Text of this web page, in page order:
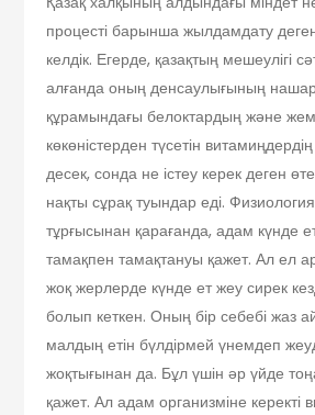
процесті барынша жылдамдату
келдік. Егерде, қазақтың мешеулігі
алғанда оның денсаулығының
құрамындағы белоктардың және
көкөністерден түсетін витамиңдердің
десек, сонда не істеу керек деген
нақты сұрақ туындар еді.
тұрғысынан қарағанда, адам күнде
тамақпен тамақтануы қажет. Ал ел
жоқ жерлерде күнде ет жеу сирек
болып кеткен. Оның бір себебі жаз
малдың етін бүлдірмей үнемдеп
жоқтығынан да. Бұл үшін әр үйде
қажет. Ал адам организміне керекті